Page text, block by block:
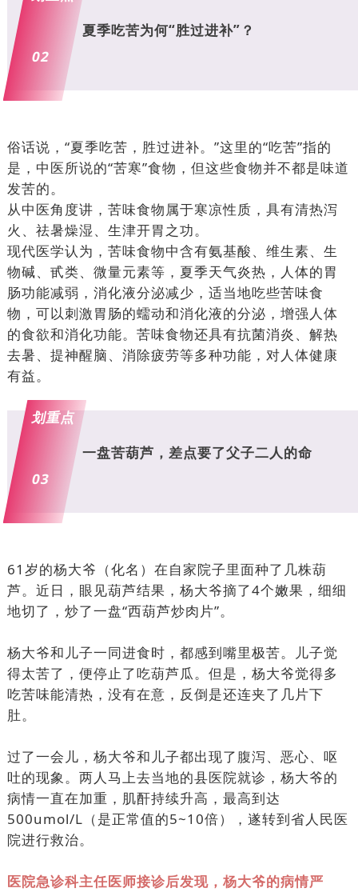
02
夏季吃苦为何“胜过进补”？
俗话说，“夏季吃苦，胜过进补。”这里的“吃苦”指的
是，中医所说的“苦寒”食物，但这些食物并不都是味道
发苦的。
从中医角度讲，苦味食物属于寒凉性质，具有清热泻
火、祛暑燥湿、生津开胃之功。
现代医学认为，苦味食物中含有氨基酸、维生素、生
物碱、甙类、微量元素等，夏季天气炎热，人体的胃
肠功能减弱，消化液分泌减少，适当地吃些苦味食
物，可以刺激胃肠的蠕动和消化液的分泌，增强人体
的食欲和消化功能。苦味食物还具有抗菌消炎、解热
去暑、提神醒脑、消除疲劳等多种功能，对人体健康
有益。
划重点
03
一盘苦葫芦，差点要了父子二人的命
61岁的杨大爷（化名）在自家院子里面种了几株葫
芦。近日，眼见葫芦结果，杨大爷摘了4个嫩果，细细
地切了，炒了一盘“西葫芦炒肉片”。
杨大爷和儿子一同进食时，都感到嘴里极苦。儿子觉
得太苦了，便停止了吃葫芦瓜。但是，杨大爷觉得多
吃苦味能清热，没有在意，反倒是还连夹了几片下
肚。
过了一会儿，杨大爷和儿子都出现了腹泻、恶心、呕
吐的现象。两人马上去当地的县医院就诊，杨大爷的
病情一直在加重，肌酐持续升高，最高到达
500umol/L（是正常值的5~10倍），遂转到省人民医
院进行救治。
医院急诊科主任医师接诊后发现，杨大爷的病情严